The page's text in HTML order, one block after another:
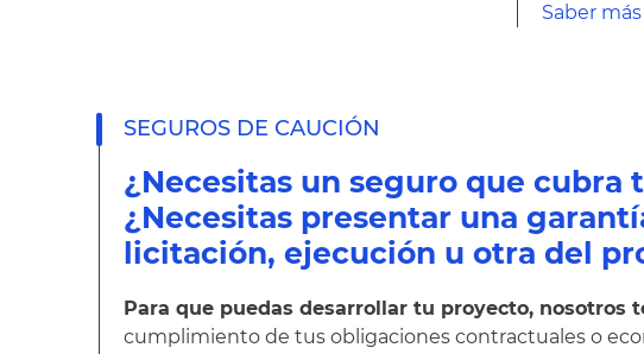
Saber más
SEGUROS DE CAUCIÓN
¿Necesitas un seguro que cubra
¿Necesitas presentar una
licitación, ejecución u otra del
Para que puedas desarrollar tu proyecto, nosotros
cumplimiento de tus obligaciones contractuales o